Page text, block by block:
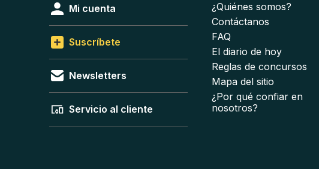
Mi cuenta
Suscríbete
Newsletters
Servicio al cliente
¿Quiénes somos?
Contáctanos
FAQ
El diario de hoy
Reglas de concursos
Mapa del sitio
¿Por qué confiar en
nosotros?